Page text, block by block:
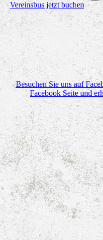
Vereinsbus jetzt buchen
Besuchen Sie uns auf
Facebook Seite und